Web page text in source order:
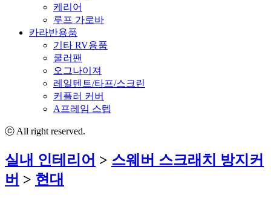
케리어
루프 가로바
카라반용품
기타 RV용품
쿨러팬
오그나이져
레일텐트/타프/스크린
커플러 커버
A프레임 스텝
ⓒ All right reserved.
실내 인테리어 > 스웨버 스크래치 방지커
버 > 현대